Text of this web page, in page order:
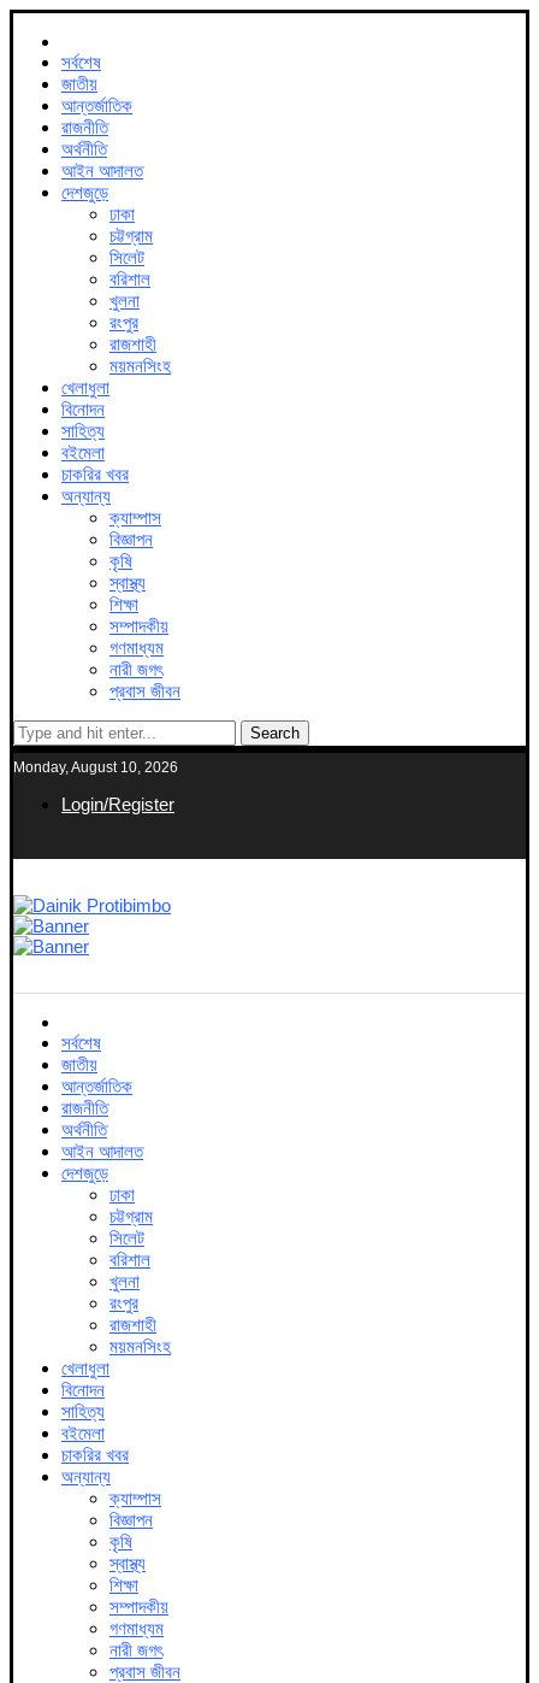
সর্বশেষ
জাতীয়
আন্তর্জাতিক
রাজনীতি
অর্থনীতি
আইন আদালত
দেশজুড়ে
ঢাকা
চট্টগ্রাম
সিলেট
বরিশাল
খুলনা
রংপুর
রাজশাহী
ময়মনসিংহ
খেলাধুলা
বিনোদন
সাহিত্য
বইমেলা
চাকরির খবর
অন্যান্য
ক্যাম্পাস
বিজ্ঞাপন
কৃষি
স্বাস্থ্য
শিক্ষা
সম্পাদকীয়
গণমাধ্যম
নারী জগৎ
প্রবাস জীবন
Search
Monday, August 10, 2026
Login/Register
সর্বশেষ
জাতীয়
আন্তর্জাতিক
রাজনীতি
অর্থনীতি
আইন আদালত
দেশজুড়ে
ঢাকা
চট্টগ্রাম
সিলেট
বরিশাল
খুলনা
রংপুর
রাজশাহী
ময়মনসিংহ
খেলাধুলা
বিনোদন
সাহিত্য
বইমেলা
চাকরির খবর
অন্যান্য
ক্যাম্পাস
বিজ্ঞাপন
কৃষি
স্বাস্থ্য
শিক্ষা
সম্পাদকীয়
গণমাধ্যম
নারী জগৎ
প্রবাস জীবন